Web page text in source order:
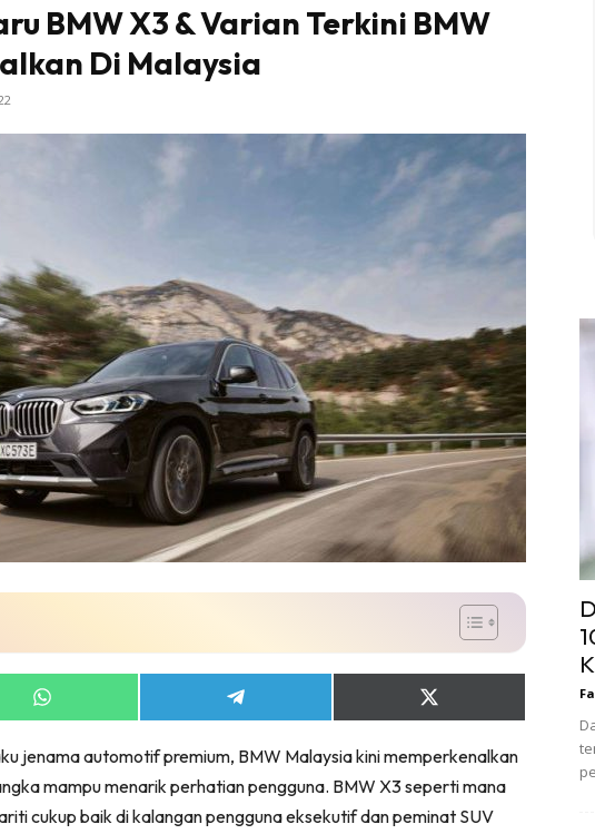
BMW X3 & Varian Terkini BMW
Di Malaysia
Share
on
Share
on
Share
on
(Twitter)
jenama automotif premium, BMW Malaysia kini memperkenalkan
mampu menarik perhatian pengguna. BMW X3 seperti mana
cukup baik di kalangan pengguna eksekutif dan peminat SUV